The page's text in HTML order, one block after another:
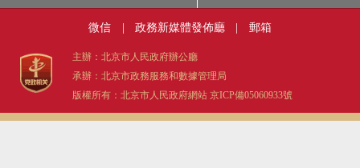
微信 政務新媒體發佈廳 郵箱
主辦：北京市人民政府辦公廳
承辦：北京市政務服務和數據管理局
版權所有：北京市人民政府網站 京ICP備05060933號